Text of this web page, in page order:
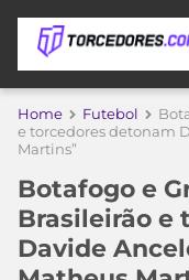
APOSTAS
DE
APOSTA
ÚLTIMAS
COPA
DO
MUNDO
Home Futebol
e torcedores detonam
Martins”
Botafogo e
Brasileirão e
Davide